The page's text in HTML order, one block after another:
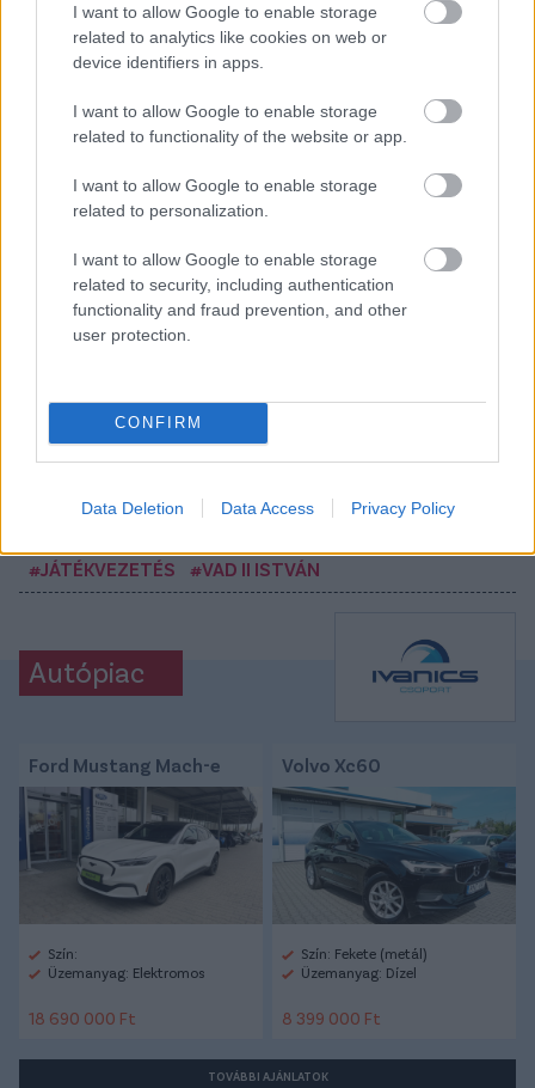
I want to allow Google to enable storage
related to analytics like cookies on web or
device identifiers in apps.
I want to allow Google to enable storage
related to functionality of the website or app.
I want to allow Google to enable storage
related to personalization.
I want to allow Google to enable storage
related to security, including authentication
functionality and fraud prevention, and other
user protection.
CONFIRM
Data Deletion Data Access Privacy Policy
A Csakfoci arra volt kíváncsi, mivel tűntek ki az NB I-
es csapatoknál ebben a szezonban a legtöbbet
őket abban, hogy ne csak egy jól kifutott évről legyen
szó a karrierjükben. Honlapunknak a fiatalokat
szövetségi edzője, Szélesi Zoltán elemzett.
Itt állíthatod be, hogy a Csakfoci az elsők
#JÁTÉKVEZETÉS
#VAD II ISTVÁN
Autópiac
Ford Mustang Mach-e
Szín:
Üzemanyag: Elektromos
18 690 000 Ft
Volvo Xc60
Szín: Fekete (metál)
Üzemanyag: Dízel
8 399 000 Ft
TOVÁBBI AJÁNLATOK